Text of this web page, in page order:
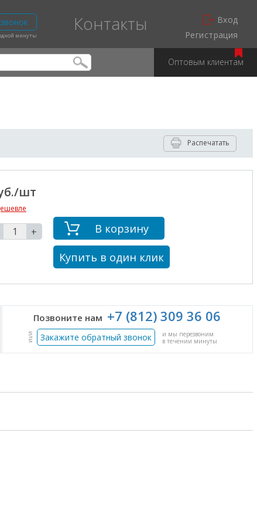
минуты
Контакты
Вход
Регистрация
Оптовым клиентам
Распечатать
шт
+ В корзину
Купить в один клик
Позвоните нам +7 (812) 309 36 06
или Закажите обратный звонок
и мы перезвоним
в течении минуты